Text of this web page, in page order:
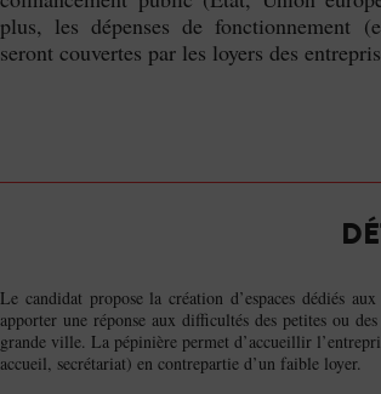
plus, les dépenses de fonctionnement
seront couvertes par les loyers des
Le candidat propose la création d’espaces dédiés
apporter une réponse aux difficultés des petites ou
grande ville. La pépinière permet d’accueillir
accueil, secrétariat) en contrepartie d’un faible loyer.